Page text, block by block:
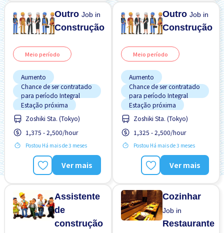
OutroJob in
Construção
Meio período
Aumento
Chance de ser contratado
para período Integral
Estação próxima
Estacionamento de
bicicleta
Estacionamento de carro
Estrangeiro trabalhando
Potêncial para Salário
Preferência por Homens
Zoshiki Sta. (Tokyo)
1,375 - 2,500/hour
Postou Há mais de 3 meses
Ver mais
OutroJob in
Construção
Meio período
Aumento
Chance de ser contratado
para período Integral
Estação próxima
Estacionamento de
bicicleta
Estacionamento de carro
Estrangeiro trabalhando
Potêncial para Salário
Preferência por Homens
Promoção
Zoshiki Sta. (Tokyo)
1,325 - 2,500/hour
Postou Há mais de 3 meses
Ver mais
Assistente
de
construção
Cozinhar
Job in
Restaurante